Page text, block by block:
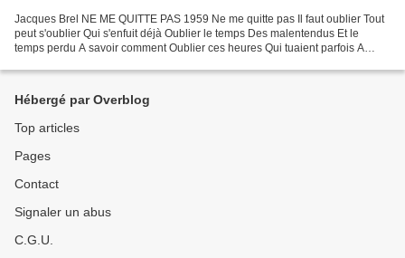
Jacques Brel NE ME QUITTE PAS 1959 Ne me quitte pas Il faut oublier Tout
peut s'oublier Qui s'enfuit déjà Oublier le temps Des malentendus Et le
temps perdu A savoir comment Oublier ces heures Qui tuaient parfois A
Hébergé par Overblog
Top articles
Pages
Contact
Signaler un abus
C.G.U.